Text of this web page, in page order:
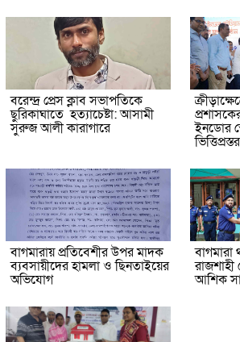
বরেন্দ্র প্রেস ক্লাব সভাপতিকে
ছুরিকাঘাতে হত্যাচেষ্টা: আসামী
সুরুজ আলী কারাগারে ইনডোর
বাগমারায় প্রতিবেশীর উপর মাদক
ব্যবসায়ীদের হামলা ও ছিনতাইয়ের
অভিযোগ
বাগমারা
আশিক